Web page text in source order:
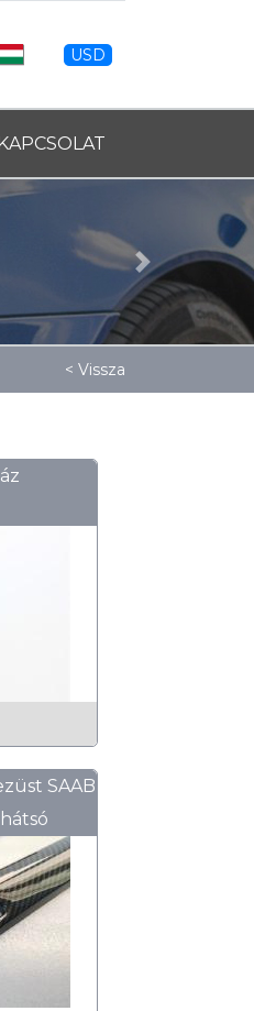
USD
Next
< Vissza
SAAB